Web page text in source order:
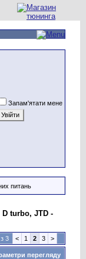
Запам'ятати мене
питань
D turbo, JTD -
3 < 1 2 3 >
перегляду